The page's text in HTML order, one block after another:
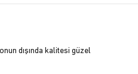
dışında kalitesi güzel